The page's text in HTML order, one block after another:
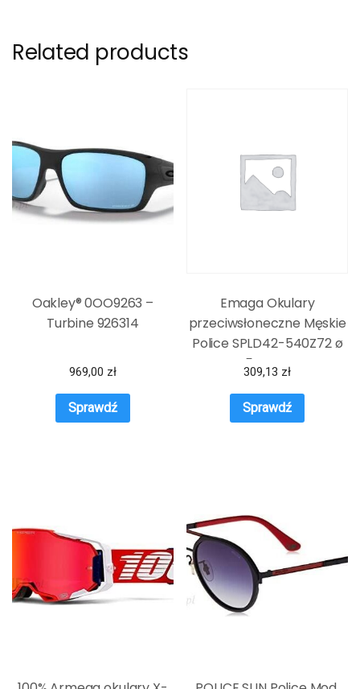
Related products
Oakley® 0OO9263 –
Turbine 926314
969,00 zł
Sprawdź
Emaga Okulary
przeciwsłoneczne Męskie
Police SPLD42-540Z72 ø
54 mm
309,13 zł
Sprawdź